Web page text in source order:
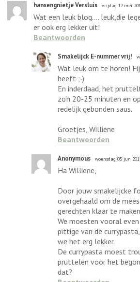
hansengnietje Versluis vrijdag 17 mei
Wat een leuk blog.... leuk,die
er ook erg lekker uit!
Beantwoorden
Smakelijck E-nummer vrij!
Wat leuk om te horen!
heeft ;-)
En inderdaad, het
zo'n 20-25 minuten en
redelijk gebonden saus.
Groetjes, Williene
Beantwoorden
Anonymous woensdag 05 jun
Ha Williene,
Door jouw smakelijcke
overgehaald om de
gerechten klaar te
We moesten vooral
pittige van de
we het erg lekker.
De currypasta moest
pruttelen voor het
dat?